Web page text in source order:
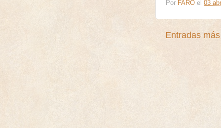
Por FARO el 03
Entradas